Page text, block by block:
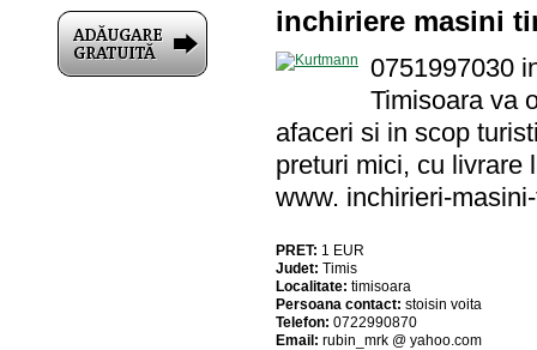
inchiriere masini
0751997030
Timisoara va
afaceri si in scop
preturi mici, cu livrare
www. inchirieri-
PRET: 1 EUR
Judet: Timis
Localitate: timisoara
Persoana contact: stoisin voita
Telefon: 0722990870
Email: rubin_mrk @ yahoo.com